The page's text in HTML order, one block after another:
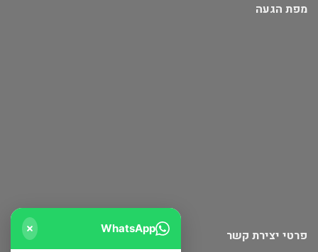
מפת הגעה
פרטי יצירת קשר WhatsApp